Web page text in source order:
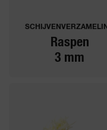
Raspen
3 mm